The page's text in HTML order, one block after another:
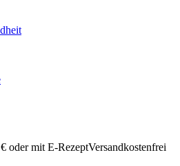
oder mit E-RezeptVersandkostenfrei